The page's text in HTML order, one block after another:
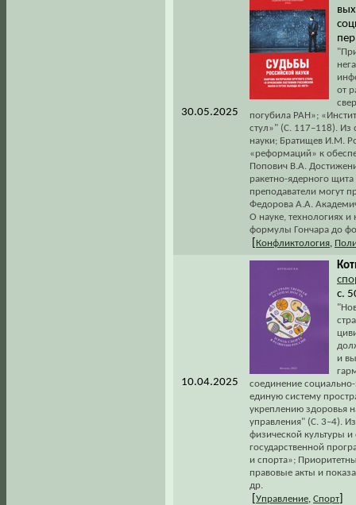
30.05.2025
от
погубила РАН»;
стул»" (С. 117–118). Из
науки; Братищев И.М.
«реформаций» к
Попович В.А.
ракетно-ядерного
преподаватели могут
Федорова А.А.
О науке, технологиях
формулы Гончара до
Конфликтология
10.04.2025
с.
и
соединение
единую систему
укреплению здоровья
управления" (С. 3–4).
физической культуры
государственной
и спорта»;
правовые акты и
др.
Управление Спорт